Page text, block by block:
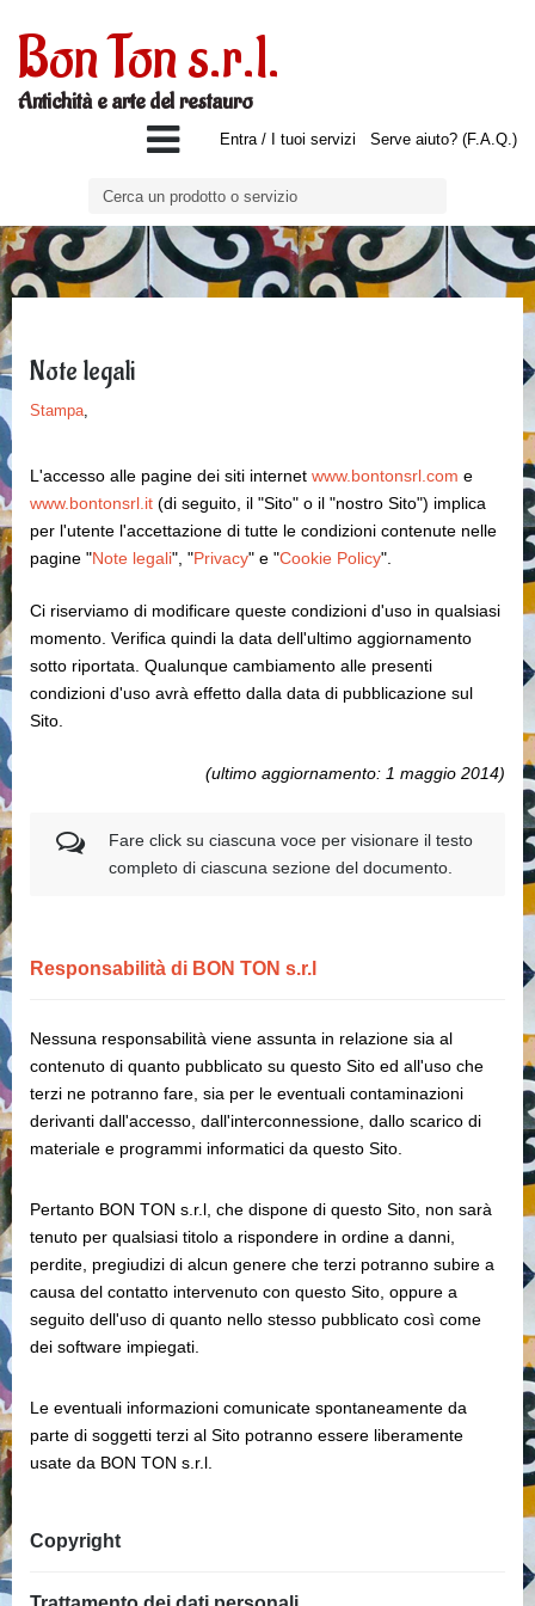
Bon Ton s.r.l.
Antichità e arte del restauro
Entra / I tuoi servizi Serve aiuto? (F.A.Q.)
Note legali
Stampa,
L'accesso alle pagine dei siti internet www.bontonsrl.com e
www.bontonsrl.it (di seguito, il "Sito" o il "nostro Sito") implica
per l'utente l'accettazione di tutte le condizioni contenute nelle
pagine "Note legali", "Privacy" e "Cookie Policy".
Ci riserviamo di modificare queste condizioni d'uso in qualsiasi
momento. Verifica quindi la data dell'ultimo aggiornamento
sotto riportata. Qualunque cambiamento alle presenti
condizioni d'uso avrà effetto dalla data di pubblicazione sul
Sito.
(ultimo aggiornamento: 1 maggio 2014)
Fare click su ciascuna voce per visionare il testo
completo di ciascuna sezione del documento.
Responsabilità di BON TON s.r.l
Nessuna responsabilità viene assunta in relazione sia al
contenuto di quanto pubblicato su questo Sito ed all'uso che
terzi ne potranno fare, sia per le eventuali contaminazioni
derivanti dall'accesso, dall'interconnessione, dallo scarico di
materiale e programmi informatici da questo Sito.
Pertanto BON TON s.r.l, che dispone di questo Sito, non sarà
tenuto per qualsiasi titolo a rispondere in ordine a danni,
perdite, pregiudizi di alcun genere che terzi potranno subire a
causa del contatto intervenuto con questo Sito, oppure a
seguito dell'uso di quanto nello stesso pubblicato così come
dei software impiegati.
Le eventuali informazioni comunicate spontaneamente da
parte di soggetti terzi al Sito potranno essere liberamente
usate da BON TON s.r.l.
Copyright